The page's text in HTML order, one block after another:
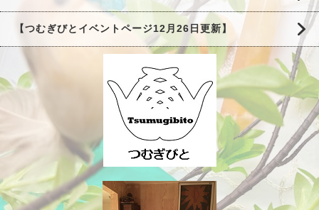
【つむぎびとイベントページ12月26日更新】